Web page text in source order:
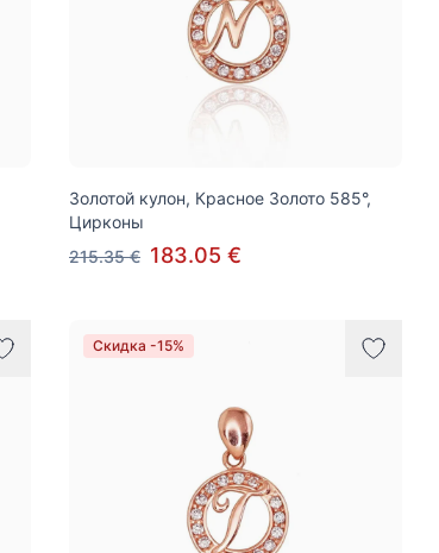
Золотой кулон, Красное Золото 585°,
Цирконы
215.35 € 183.05 €
Скидка -15%